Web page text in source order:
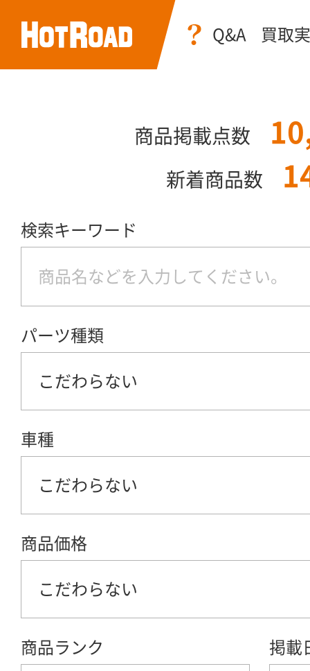
Q&A 買取
商品掲載点数
新着商品数
検索キーワード
パーツ種類
こだわらない
車種
こだわらない
商品価格
こだわらない
商品ランク 掲載